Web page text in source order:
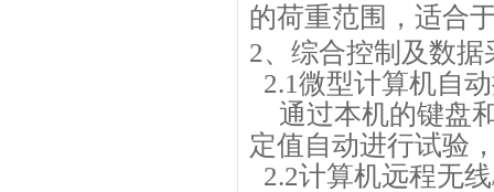
的荷重范围，适合
2、综合控制及数据
2.1微型计算机自
通过本机的键盘
定值自动进行试验
2.2计算机远程无线